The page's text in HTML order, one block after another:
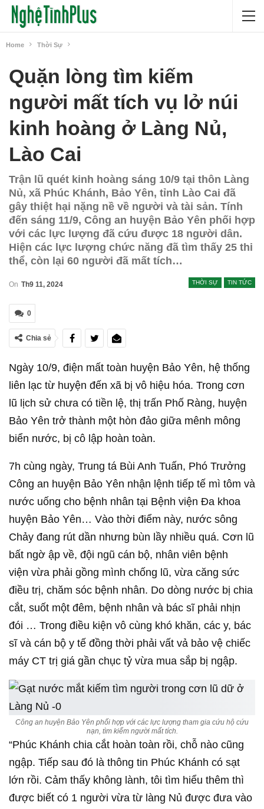
Home Thời Sự
Quặn lòng tìm kiếm
người mất tích vụ lở núi
kinh hoàng ở Làng Nủ,
Lào Cai
Trận lũ quét kinh hoàng sáng 10/9 tại thôn Làng
Nủ, xã Phúc Khánh, Bảo Yên, tỉnh Lào Cai đã
gây thiệt hại nặng nề về người và tài sản. Tính
đến sáng 11/9, Công an huyện Bảo Yên phối hợp
với các lực lượng đã cứu được 18 người dân.
Hiện các lực lượng chức năng đã tìm thấy 25 thi
thể, còn lại 60 người đã mất tích…
THỜI SỰ TIN TỨC
On Th9 11, 2024
0
Chia sẻ
Ngày 10/9, điện mất toàn huyện Bảo Yên, hệ thống
liên lạc từ huyện đến xã bị vô hiệu hóa. Trong cơn
lũ lịch sử chưa có tiền lệ, thị trấn Phố Ràng, huyện
Bảo Yên trở thành một hòn đảo giữa mênh mông
biển nước, bị cô lập hoàn toàn.
7h cùng ngày, Trung tá Bùi Anh Tuấn, Phó Trưởng
Công an huyện Bảo Yên nhận lệnh tiếp tế mì tôm và
nước uống cho bệnh nhân tại Bệnh viện Đa khoa
huyện Bảo Yên… Vào thời điểm này, nước sông
Chảy đang rút dần nhưng bùn lầy nhiều quá. Cơn lũ
bất ngờ ập về, đội ngũ cán bộ, nhân viên bệnh
viện vừa phải gồng mình chống lũ, vừa căng sức
điều trị, chăm sóc bệnh nhân. Do dòng nước bị chia
cắt, suốt một đêm, bệnh nhân và bác sĩ phải nhịn
đói … Trong điều kiện vô cùng khó khăn, các y, bác
sĩ và cán bộ y tế đồng thời phải vất vả bảo vệ chiếc
máy CT trị giá gần chục tỷ vừa mua sắp bị ngập.
Công an huyện Bảo Yên phối hợp với các lực lượng tham gia cứu hộ cứu
nạn, tìm kiếm người mất tích.
“Phúc Khánh chia cắt hoàn toàn rồi, chỗ nào cũng
ngập. Tiếp sau đó là thông tin Phúc Khánh có sạt
lớn rồi. Cảm thấy không lành, tôi tìm hiểu thêm thì
được biết có 1 người vừa từ làng Nủ được đưa vào